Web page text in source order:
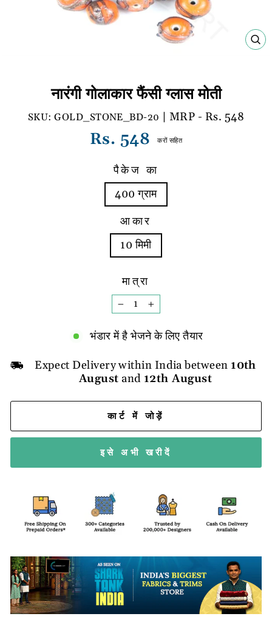
बंद
नारंगी गोलाकार फैंसी ग्लास मोती
GOLD_STONE_BD-20 | MRP - Rs. 548
नियमित
Rs. 548 करों सहित
पैकेज का
400 ग्राम
आकार
10 मिमी
मात्रा
−
+
भंडार में है भेजने के लिए तैयार
Expect Delivery within India between 10th
August and 12th August
कार्ट में जोड़ें
इसे अभी खरीदें